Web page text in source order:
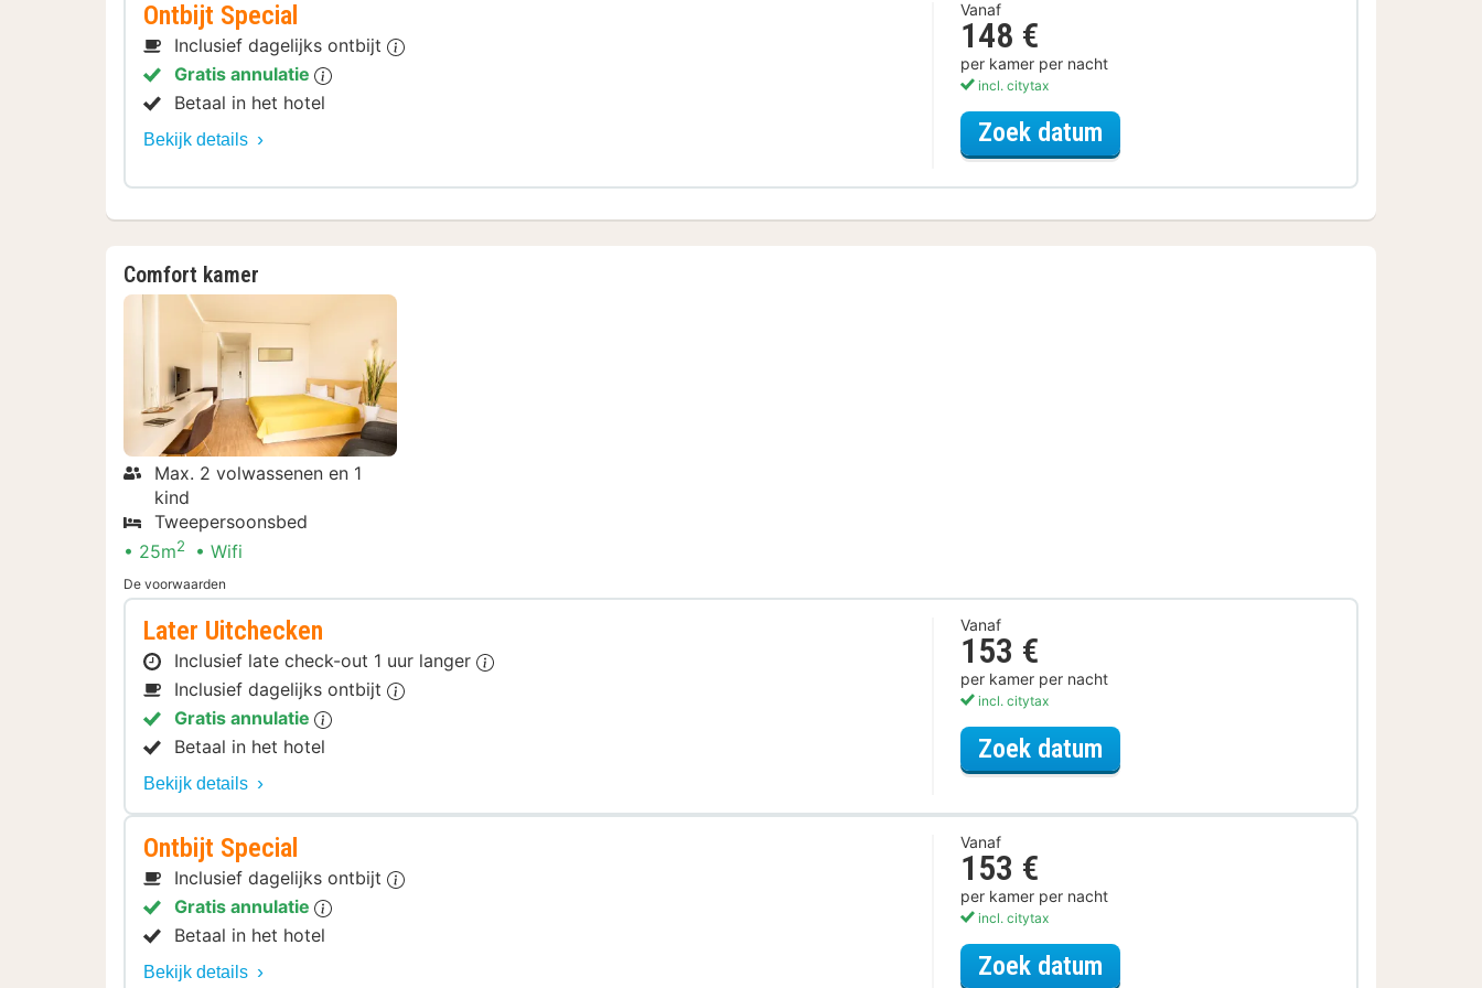
Ontbijt Special
Inclusief dagelijks ontbijt
Gratis annulatie
Betaal in het hotel
Bekijk details
Vanaf
148 €
per kamer per nacht
incl. citytax
Zoek datum
Comfort kamer
Max. 2 volwassenen en 1
kind
Tweepersoonsbed
25m2 Wifi
De voorwaarden
Later Uitchecken
Inclusief late check-out 1 uur langer
Inclusief dagelijks ontbijt
Gratis annulatie
Betaal in het hotel
Bekijk details
Vanaf
153 €
per kamer per nacht
incl. citytax
Zoek datum
Ontbijt Special
Inclusief dagelijks ontbijt
Gratis annulatie
Betaal in het hotel
Bekijk details
Vanaf
153 €
per kamer per nacht
incl. citytax
Zoek datum